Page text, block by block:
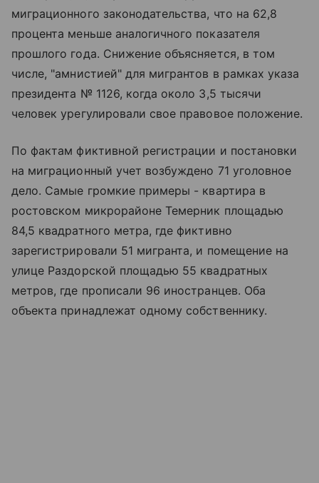
миграционного законодательства, что на 62,8
процента меньше аналогичного показателя
прошлого года. Снижение объясняется, в том
числе, "амнистией" для мигрантов в рамках указа
президента № 1126, когда около 3,5 тысячи
человек урегулировали свое правовое положение.
По фактам фиктивной регистрации и постановки
на миграционный учет возбуждено 71 уголовное
дело. Самые громкие примеры - квартира в
ростовском микрорайоне Темерник площадью
84,5 квадратного метра, где фиктивно
зарегистрировали 51 мигранта, и помещение на
улице Раздорской площадью 55 квадратных
метров, где прописали 96 иностранцев. Оба
объекта принадлежат одному собственнику.